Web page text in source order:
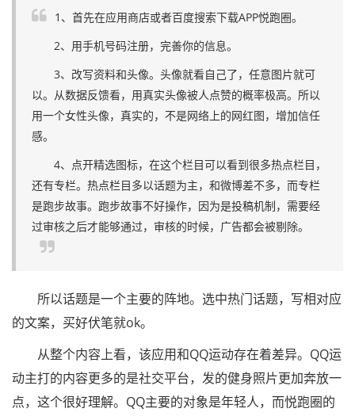
1、首先在应用商店或者百度搜索下载APP悦跑圈。
2、用手机号码注册，完善你的信息。
3、改写资料和头像。头像就看自己了，任意图片就可
以。从数据反馈看，用真实头像被人点赞的概率极高。所以
用一个女性头像，真实的，不是网络上的网红图，增加信任
感。
4、点开精选图标，在这个栏目可以看到很多热点栏目，
还有专栏。热点栏目多以话题为主，和微博差不多，而专栏
是跑步故事。跑步故事不好操作，因为是投稿机制，需要经
过审核之后才能够通过，审核的时候，广告都会被剔除。
所以话题是一个主要的阵地。选中热门话题，写相对应
的文案，买好伏笔就ok。
从整个内容上看，该应用和QQ运动存在着差异。QQ运
动主打的内容更多的是社交平台，发的健身照片更加奔放一
点，这个很好理解。QQ主要的对象是年轻人，而悦跑圈的